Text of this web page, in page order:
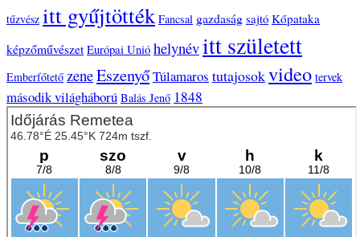
tűzvész itt gyűjtötték Fancsal gazdaság sajtó Kőpataka
képzőművészet Európai Unió helynévitt született
Emberfőtető zeneEszenyőTúlamaros tutajosokvideo tervek
második világháború Balás Jenő 1848